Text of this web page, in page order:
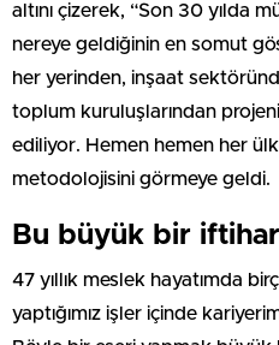
altını çizerek, “Son 30 yılda
nereye geldiğinin en somut
her yerinden, inşaat
toplum kuruluşlarından
ediliyor. Hemen hemen her
metodolojisini görmeye geldi.
Bu büyük bir
47 yıllık meslek hayatımda
yaptığımız işler içinde